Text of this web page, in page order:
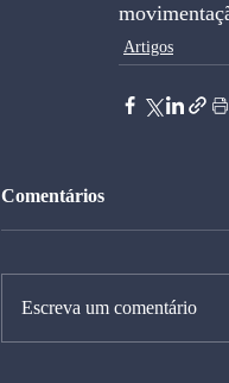
Artigos
Comentários
Escreva um comentário